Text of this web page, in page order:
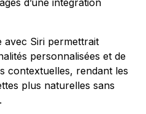
d’une intégration
Siri permettrait
personnalisées et de
contextuelles, rendant les
plus naturelles sans